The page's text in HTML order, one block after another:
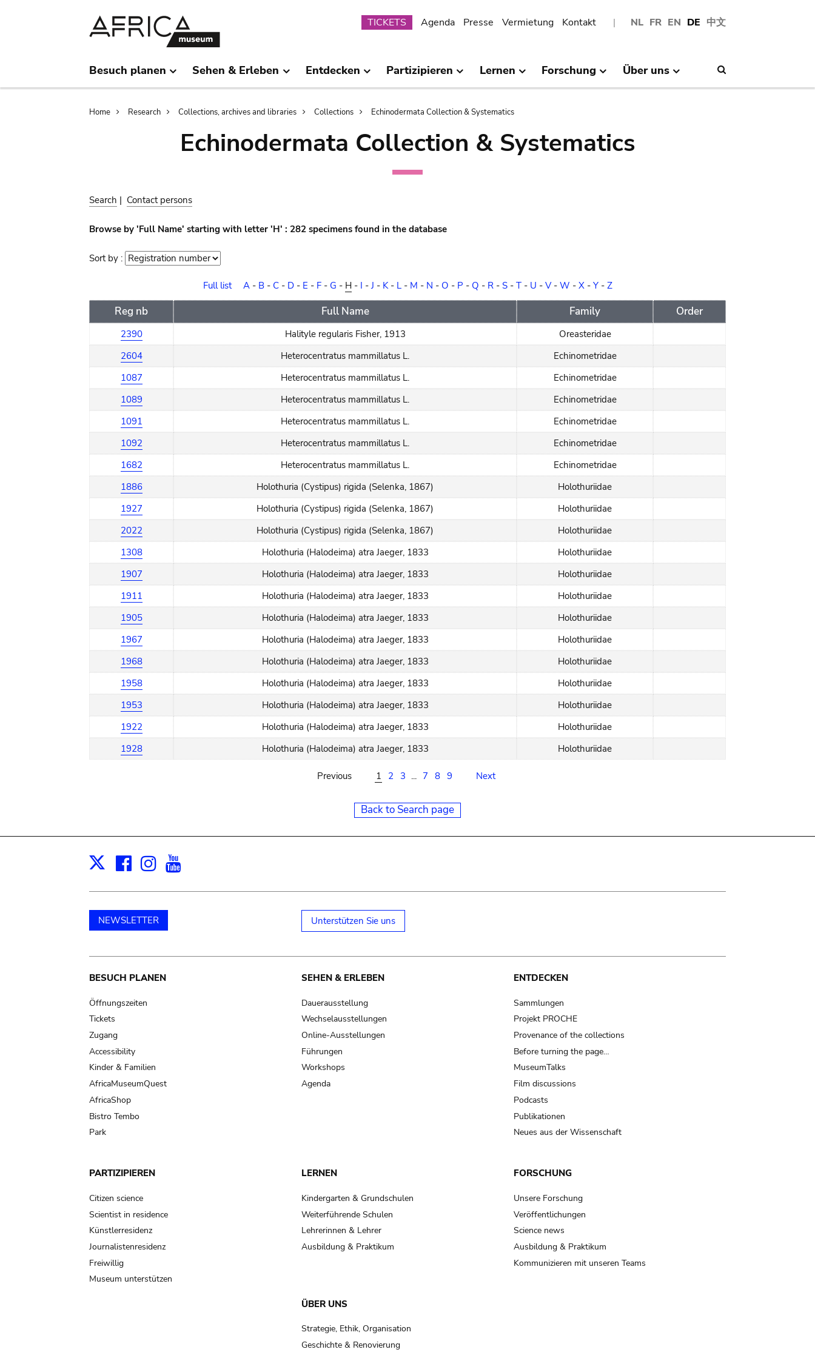
NL FR EN DE 中文
Submenu
TICKETS Agenda Presse Vermietung Kontakt
Besuch planen Sehen & Erleben Entdecken Partizipieren Lernen Forschung Über uns
Breadcrumb
Home Research Collections, archives and libraries Collections Echinodermata Collection & Systematics
Echinodermata Collection & Systematics
Search | Contact persons
Browse by 'Full Name' starting with letter 'H' : 282 specimens found in the database
Sort by : Sort
Full list
A- B- C- D- E - F- G - H- I -J - K- L- M - N - O - P - Q - R- S- T- U - V- W - X- Y- Z
Reg nb Full Name Family Order
2390 Halityle regularis Fisher, 1913
Oreasteridae
2604
Heterocentratus mammillatus L.
Echinometridae
1087
Heterocentratus mammillatus L.
Echinometridae
1089
Heterocentratus mammillatus L.
Echinometridae
1091
Heterocentratus mammillatus L.
Echinometridae
1092
Heterocentratus mammillatus L.
Echinometridae
1682
Heterocentratus mammillatus L.
Echinometridae
1886
Holothuria (Cystipus) rigida (Selenka, 1867)
Holothuriidae
1927
Holothuria (Cystipus) rigida (Selenka, 1867)
Holothuriidae
2022
Holothuria (Cystipus) rigida (Selenka, 1867)
Holothuriidae
1308
Holothuria (Halodeima) atra Jaeger, 1833
Holothuriidae
1907
Holothuria (Halodeima) atra Jaeger, 1833
Holothuriidae
1911
Holothuria (Halodeima) atra Jaeger, 1833
Holothuriidae
1905
Holothuria (Halodeima) atra Jaeger, 1833
Holothuriidae
1967
Holothuria (Halodeima) atra Jaeger, 1833
Holothuriidae
1968
Holothuria (Halodeima) atra Jaeger, 1833
Holothuriidae
1958
Holothuria (Halodeima) atra Jaeger, 1833
Holothuriidae
1953
Holothuria (Halodeima) atra Jaeger, 1833
Holothuriidae
1922
Holothuria (Halodeima) atra Jaeger, 1833
Holothuriidae
1928
Holothuria (Halodeima) atra Jaeger, 1833 Holothuriidae
Previous 1 2 3 ... 7 8 9 Next
Back to Search page
X Facebook
Instagram
NEWSLETTER Unterstützen Sie uns
Main
navigation
BESUCH PLANEN
Öffnungszeiten
Tickets
Zugang
Accessibility
Kinder & Familien
AfricaMuseumQuest
AfricaShop
Bistro Tembo
Park
SEHEN & ERLEBEN
Dauerausstellung
Wechselausstellungen
Online-Ausstellungen
Führungen
Workshops
Agenda
ENTDECKEN
Sammlungen
Projekt PROCHE
Provenance of the collections
Before turning the page…
MuseumTalks
Film discussions
Podcasts
Publikationen
Neues aus der Wissenschaft
PARTIZIPIEREN
Citizen science
Scientist in residence
Künstlerresidenz
Journalistenresidenz
Freiwillig
Museum unterstützen
LERNEN
Kindergarten & Grundschulen
Weiterführende Schulen
Lehrerinnen & Lehrer
Ausbildung & Praktikum
FORSCHUNG
Unsere Forschung
Veröffentlichungen
Science news
Ausbildung & Praktikum
Kommunizieren mit unseren Teams
ÜBER UNS
Strategie, Ethik, Organisation
Geschichte & Renovierung